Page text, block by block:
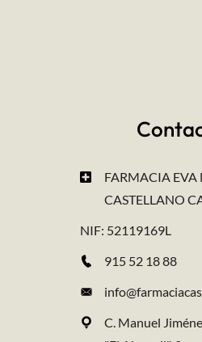
FARMACIA EVA
CASTELLANO
NIF: 52119169L
915 52 18 88
C. Manuel